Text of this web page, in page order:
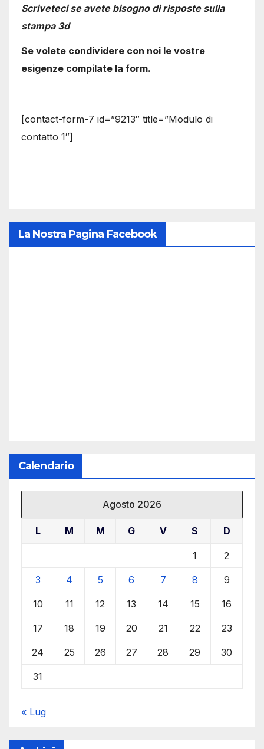
Scriveteci se avete bisogno di risposte sulla
stampa 3d
Se volete condividere con noi le vostre
esigenze compilate la form.
[contact-form-7 id=”9213″ title=”Modulo di
contatto 1″]
La Nostra Pagina Facebook
Calendario
Agosto 2026
L M M G V S D
1 2
3 4 5 6 7 8 9
10 11 12 13 14 15 16
17 18 19 20 21 22 23
24 25 26 27 28 29 30
31
« Lug